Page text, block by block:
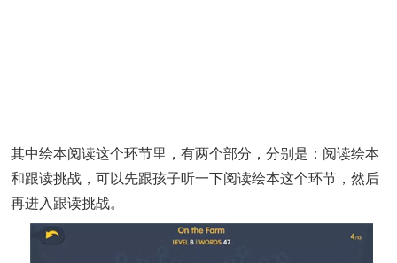
其中绘本阅读这个环节里，有两个部分，分别是：阅读绘本
和跟读挑战，可以先跟孩子听一下阅读绘本这个环节，然后
再进入跟读挑战。